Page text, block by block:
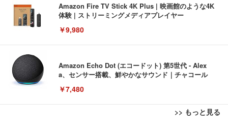
Amazon Fire TV Stick 4K Plus | 映画館のような4K
体験 | ストリーミングメディアプレイヤー
￥9,980
Amazon Echo Dot (エコードット) 第5世代 - Alex
a、センサー搭載、鮮やかなサウンド｜チャコール
￥7,480
>> もっと見る